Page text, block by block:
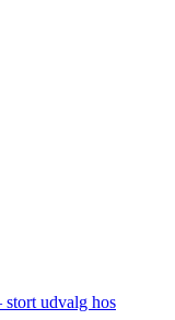
udvalg hos